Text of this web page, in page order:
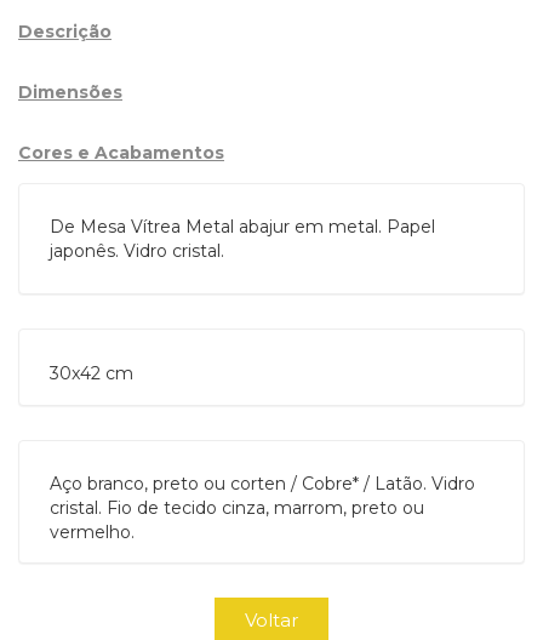
Descrição
Dimensões
Cores e Acabamentos
De Mesa Vítrea Metal abajur em metal. Papel
japonês. Vidro cristal.
30x42 cm
Aço branco, preto ou corten / Cobre* / Latão. Vidro
cristal. Fio de tecido cinza, marrom, preto ou
vermelho.
Voltar